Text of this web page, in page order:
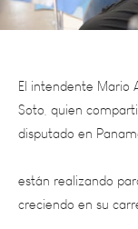
El intendente
Soto, quien
disputado en
están realizando
creciendo en su